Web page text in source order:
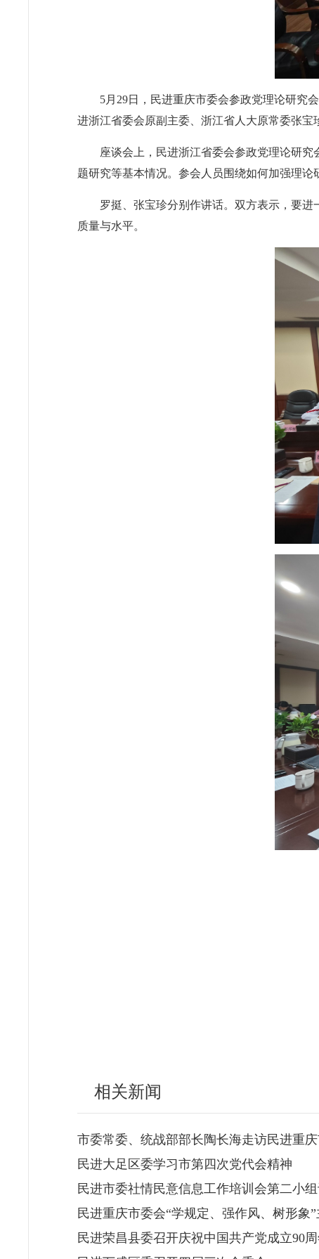
5月29日，民进重庆市委会参政党理论研究
进浙江省委会原副主委、浙江省人大原常委张宝
座谈会上，民进浙江省委会参政党理论研
题研究等基本情况。参会人员围绕如何加强理论
罗挺、张宝珍分别作讲话。双方表示，要
质量与水平。
相关新闻
市委常委、统战部部长陶长海走访民进重
民进大足区委学习市第四次党代会精神
民进市委社情民意信息工作培训会第二小
民进重庆市委会“学规定、强作风、树形象
民进荣昌县委召开庆祝中国共产党成立90